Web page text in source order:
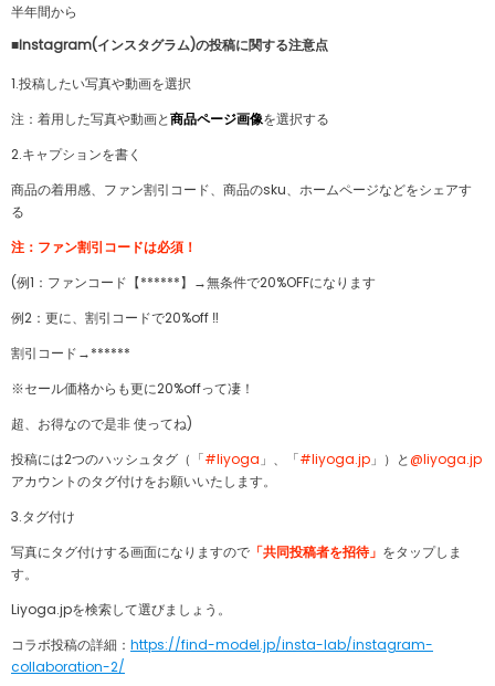
半年間から
■Instagram(インスタグラム)の投稿に関する注意点
1.投稿したい写真や動画を選択
注：着用した写真や動画と商品ページ画像を選択する
2.キャプションを書く
商品の着用感、ファン割引コード、商品のsku、ホームページなどをシェアす
る
注：ファン割引コードは必須！
(例1：ファンコード【******】→無条件で20%OFFになります
例2：更に、割引コードで20%off ‼︎
割引コード→******
※セール価格からも更に20%offって凄！
超、お得なので是非 使ってね)
投稿には2つのハッシュタグ（「#liyoga 」、「#liyoga.jp 」）と @liyoga.jp
アカウントのタグ付けをお願いいたします。
3.タグ付け
写真にタグ付けする画面になりますので 「共同投稿者を招待」 をタップしま
す。
Liyoga.jpを検索して選びましょう。
コラボ投稿の詳細： https://find-model.jp/insta-lab/instagram-
collaboration-2/